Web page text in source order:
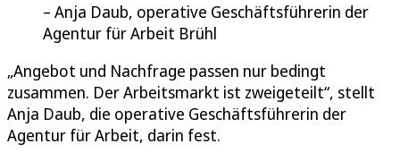
Anja Daub, operative Geschäftsführerin der
Agentur für Arbeit Brühl
„Angebot und Nachfrage passen nur bedingt
zusammen. Der Arbeitsmarkt ist zweigeteilt“, stellt
Anja Daub, die operative Geschäftsführerin der
Agentur für Arbeit, darin fest.